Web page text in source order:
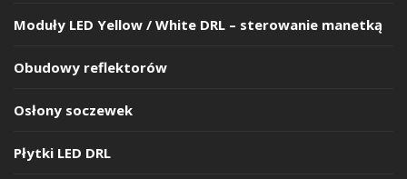
Moduły LED Yellow / White DRL – sterowanie manetką
Obudowy reflektorów
Osłony soczewek
Płytki LED DRL